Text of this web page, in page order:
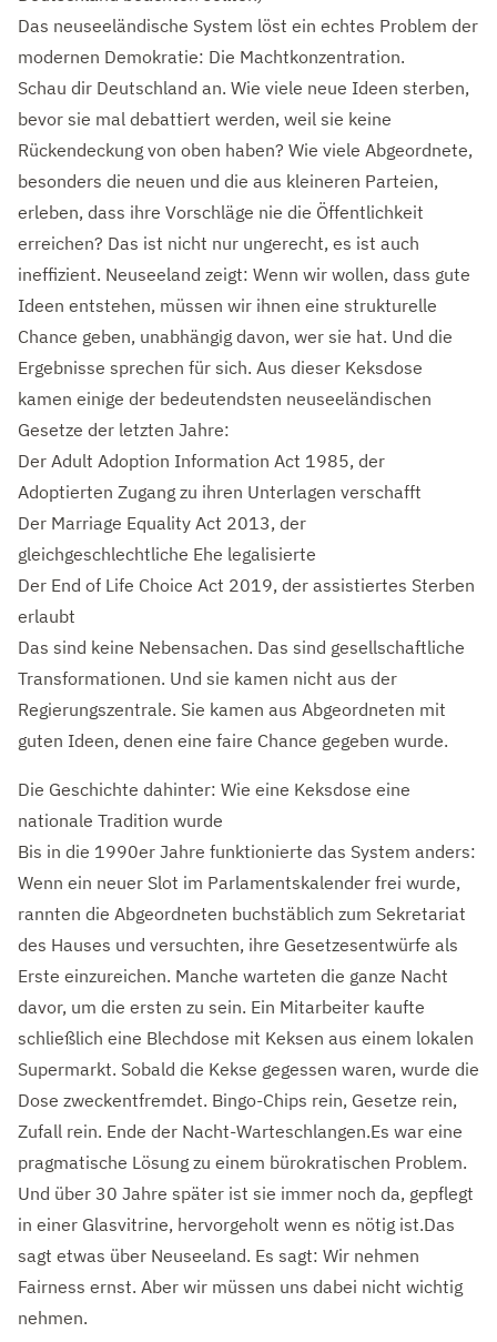
Das neuseeländische System löst ein echtes Problem der
modernen Demokratie: Die Machtkonzentration.
Schau dir Deutschland an. Wie viele neue Ideen sterben,
bevor sie mal debattiert werden, weil sie keine
Rückendeckung von oben haben? Wie viele Abgeordnete,
besonders die neuen und die aus kleineren Parteien,
erleben, dass ihre Vorschläge nie die Öffentlichkeit
erreichen? Das ist nicht nur ungerecht, es ist auch
ineffizient. Neuseeland zeigt: Wenn wir wollen, dass gute
Ideen entstehen, müssen wir ihnen eine strukturelle
Chance geben, unabhängig davon, wer sie hat. Und die
Ergebnisse sprechen für sich. Aus dieser Keksdose
kamen einige der bedeutendsten neuseeländischen
Gesetze der letzten Jahre:
Der Adult Adoption Information Act 1985, der
Adoptierten Zugang zu ihren Unterlagen verschafft
Der Marriage Equality Act 2013, der
gleichgeschlechtliche Ehe legalisierte
Der End of Life Choice Act 2019, der assistiertes Sterben
erlaubt
Das sind keine Nebensachen. Das sind gesellschaftliche
Transformationen. Und sie kamen nicht aus der
Regierungszentrale. Sie kamen aus Abgeordneten mit
guten Ideen, denen eine faire Chance gegeben wurde.
Die Geschichte dahinter: Wie eine Keksdose eine
nationale Tradition wurde
Bis in die 1990er Jahre funktionierte das System anders:
Wenn ein neuer Slot im Parlamentskalender frei wurde,
rannten die Abgeordneten buchstäblich zum Sekretariat
des Hauses und versuchten, ihre Gesetzesentwürfe als
Erste einzureichen. Manche warteten die ganze Nacht
davor, um die ersten zu sein. Ein Mitarbeiter kaufte
schließlich eine Blechdose mit Keksen aus einem lokalen
Supermarkt. Sobald die Kekse gegessen waren, wurde die
Dose zweckentfremdet. Bingo-Chips rein, Gesetze rein,
Zufall rein. Ende der Nacht-Warteschlangen.Es war eine
pragmatische Lösung zu einem bürokratischen Problem.
Und über 30 Jahre später ist sie immer noch da, gepflegt
in einer Glasvitrine, hervorgeholt wenn es nötig ist.Das
sagt etwas über Neuseeland. Es sagt: Wir nehmen
Fairness ernst. Aber wir müssen uns dabei nicht wichtig
nehmen.